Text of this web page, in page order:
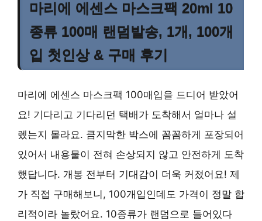
마리에 에센스 마스크팩 20ml 10
종류 100매 랜덤발송, 1개, 100개
입 첫인상 & 구매 후기
마리에 에센스 마스크팩 100매입을 드디어 받았어
요! 기다리고 기다리던 택배가 도착해서 얼마나 설
렜는지 몰라요. 큼지막한 박스에 꼼꼼하게 포장되어
있어서 내용물이 전혀 손상되지 않고 안전하게 도착
했답니다. 개봉 전부터 기대감이 더욱 커졌어요! 제
가 직접 구매해보니, 100개입인데도 가격이 정말 합
리적이라 놀랐어요. 10종류가 랜덤으로 들어있다